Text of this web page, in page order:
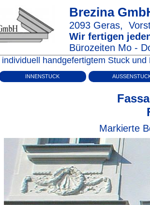
Brezina
2093 Geras,
Wir fertigen
Bürozeiten Mo -
handgefertigtem Stuck
INNENSTUCK
Markierte